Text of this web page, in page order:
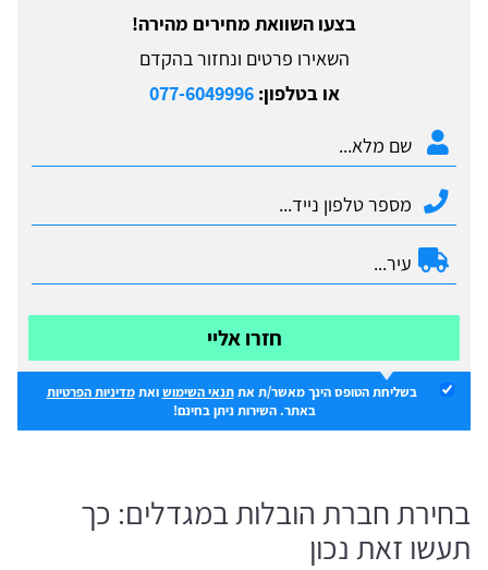
בצעו השוואת מחירים מהירה!
השאירו פרטים ונחזור בהקדם
או בטלפון:077-6049996
חזרו אליי
בשליחת הטופס הינך מאשר/ת אתתנאי השימושואתמדיניות הפרטיות
באתר. השירות ניתן בחינם!
בחירת חברת הובלות במגדלים: כך
תעשו זאת נכון